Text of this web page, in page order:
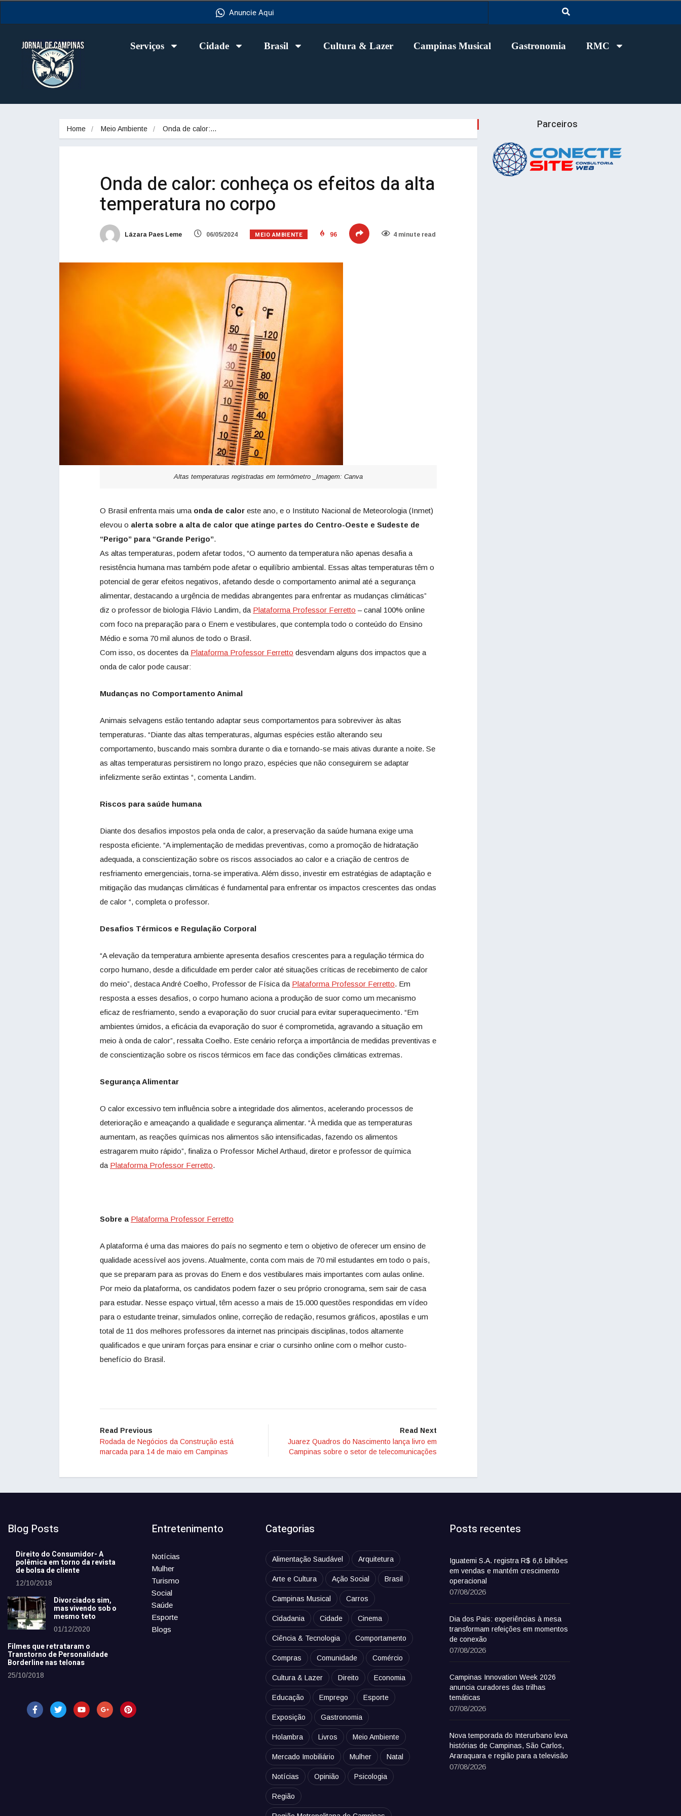
Anuncie Aqui
Serviços Cidade Brasil Cultura & Lazer Campinas Musical Gastronomia RMC
Home Meio Ambiente Onda de calor:…
Onda de calor: conheça os efeitos da alta
temperatura no corpo
Lázara Paes Leme 06/05/2024 MEIO AMBIENTE 96 4 minute read
Altas temperaturas registradas em termômetro _Imagem: Canva
O Brasil enfrenta mais uma onda de calor este ano, e o Instituto Nacional de Meteorologia (Inmet)
elevou o alerta sobre a alta de calor que atinge partes do Centro-Oeste e Sudeste de
“Perigo” para “Grande Perigo”.
As altas temperaturas, podem afetar todos, “O aumento da temperatura não apenas desafia a
resistência humana mas também pode afetar o equilíbrio ambiental. Essas altas temperaturas têm o
potencial de gerar efeitos negativos, afetando desde o comportamento animal até a segurança
alimentar, destacando a urgência de medidas abrangentes para enfrentar as mudanças climáticas”
diz o professor de biologia Flávio Landim, da Plataforma Professor Ferretto – canal 100% online
com foco na preparação para o Enem e vestibulares, que contempla todo o conteúdo do Ensino
Médio e soma 70 mil alunos de todo o Brasil.
Com isso, os docentes da Plataforma Professor Ferretto desvendam alguns dos impactos que a
onda de calor pode causar:
Mudanças no Comportamento Animal
Animais selvagens estão tentando adaptar seus comportamentos para sobreviver às altas
temperaturas. “Diante das altas temperaturas, algumas espécies estão alterando seu
comportamento, buscando mais sombra durante o dia e tornando-se mais ativas durante a noite. Se
as altas temperaturas persistirem no longo prazo, espécies que não conseguirem se adaptar
infelizmente serão extintas “, comenta Landim.
Riscos para saúde humana
Diante dos desafios impostos pela onda de calor, a preservação da saúde humana exige uma
resposta eficiente. “A implementação de medidas preventivas, como a promoção de hidratação
adequada, a conscientização sobre os riscos associados ao calor e a criação de centros de
resfriamento emergenciais, torna-se imperativa. Além disso, investir em estratégias de adaptação e
mitigação das mudanças climáticas é fundamental para enfrentar os impactos crescentes das ondas
de calor “, completa o professor.
Desafios Térmicos e Regulação Corporal
“A elevação da temperatura ambiente apresenta desafios crescentes para a regulação térmica do
corpo humano, desde a dificuldade em perder calor até situações críticas de recebimento de calor
do meio”, destaca André Coelho, Professor de Física da Plataforma Professor Ferretto. Em
resposta a esses desafios, o corpo humano aciona a produção de suor como um mecanismo
eficaz de resfriamento, sendo a evaporação do suor crucial para evitar superaquecimento. “Em
ambientes úmidos, a eficácia da evaporação do suor é comprometida, agravando a situação em
meio à onda de calor”, ressalta Coelho. Este cenário reforça a importância de medidas preventivas e
de conscientização sobre os riscos térmicos em face das condições climáticas extremas.
Segurança Alimentar
O calor excessivo tem influência sobre a integridade dos alimentos, acelerando processos de
deterioração e ameaçando a qualidade e segurança alimentar. “À medida que as temperaturas
aumentam, as reações químicas nos alimentos são intensificadas, fazendo os alimentos
estragarem muito rápido”, finaliza o Professor Michel Arthaud, diretor e professor de química
da Plataforma Professor Ferretto.
Sobre a Plataforma Professor Ferretto
A plataforma é uma das maiores do país no segmento e tem o objetivo de oferecer um ensino de
qualidade acessível aos jovens. Atualmente, conta com mais de 70 mil estudantes em todo o país,
que se preparam para as provas do Enem e dos vestibulares mais importantes com aulas online.
Por meio da plataforma, os candidatos podem fazer o seu próprio cronograma, sem sair de casa
para estudar. Nesse espaço virtual, têm acesso a mais de 15.000 questões respondidas em vídeo
para o estudante treinar, simulados online, correção de redação, resumos gráficos, apostilas e um
total de 11 dos melhores professores da internet nas principais disciplinas, todos altamente
qualificados e que uniram forças para ensinar e criar o cursinho online com o melhor custo-
benefício do Brasil.
Read Previous
Rodada de Negócios da Construção está
marcada para 14 de maio em Campinas
Read Next
Juarez Quadros do Nascimento lança livro em
Campinas sobre o setor de telecomunicações
Parceiros
Blog Posts
Direito do Consumidor- A
polêmica em torno da revista
de bolsa de cliente
12/10/2018
Divorciados sim,
mas vivendo sob o
mesmo teto
01/12/2020
Filmes que retrataram o
Transtorno de Personalidade
Borderline nas telonas
25/10/2018
Entretenimento
Notícias
Mulher
Turismo
Social
Saúde
Esporte
Blogs
Categorias
Alimentação Saudável Arquitetura
Arte e Cultura Ação Social Brasil
Campinas Musical Carros
Cidadania Cidade Cinema
Ciência & Tecnologia Comportamento
Compras Comunidade Comércio
Cultura & Lazer Direito Economia
Educação Emprego Esporte
Exposição Gastronomia
Holambra Livros Meio Ambiente
Mercado Imobiliário Mulher Natal
Notícias Opinião Psicologia
Região
Posts recentes
Iguatemi S.A. registra R$ 6,6 bilhões
em vendas e mantém crescimento
operacional
07/08/2026
Dia dos Pais: experiências à mesa
transformam refeições em momentos
de conexão
07/08/2026
Campinas Innovation Week 2026
anuncia curadores das trilhas
temáticas
07/08/2026
Nova temporada do Interurbano leva
histórias de Campinas, São Carlos,
Araraquara e região para a televisão
07/08/2026